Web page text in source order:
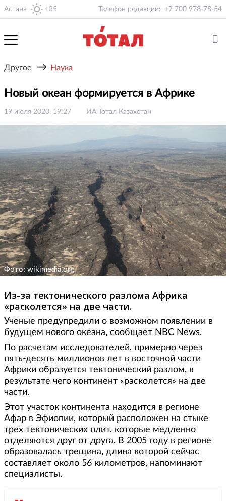
Астана +35 Телефон редакции: +7 700 978-78-54
Другое → Наука
Новый океан формируется в Африке
19 июля 2020, 19:27 ИА Тотал Казахстан
Фото: wikimedia.org
Из-за тектонического разлома Африка
«расколется» на две части.
Ученые предупредили о возможном появлении в
будущем нового океана, сообщает NBC News.
По расчетам исследователей, примерно через
пять-десять миллионов лет в восточной части
Африки образуется тектонический разлом, в
результате чего континент «расколется» на две
части.
Этот участок континента находится в регионе
Афар в Эфиопии, который расположен на стыке
трех тектонических плит, которые медленно
отделяются друг от друга. В 2005 году в регионе
образовалась трещина, длина которой сейчас
составляет около 56 километров, напоминают
специалисты.